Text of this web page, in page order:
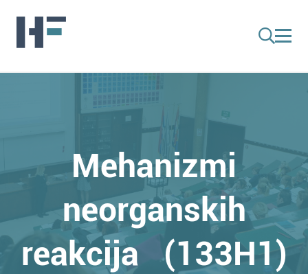
Mehanizmi
neorganskih
reakcija (133H1)